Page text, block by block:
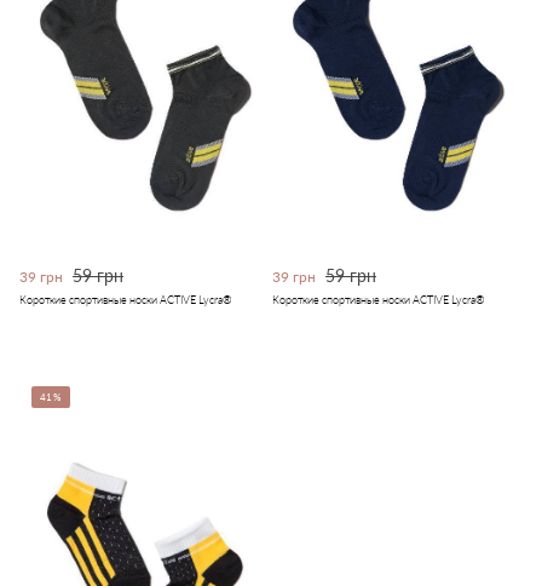
39 грн 59 грн
Короткие спортивные носки ACTIVE Lycra®
39 грн 59 грн
Короткие спортивные носки ACTIVE Lycra®
41%